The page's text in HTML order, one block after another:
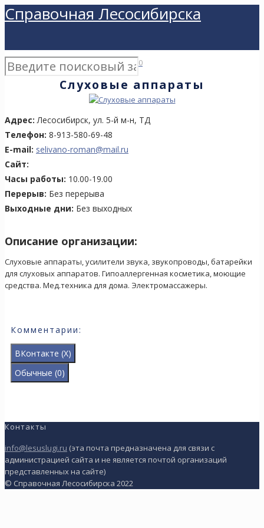
Справочная Лесосибирска
0
Слуховые аппараты
Адрес: Лесосибирск, ул. 5-й м-н, ТД
Телефон: 8-913-580-69-48
E-mail: selivano-roman@mail.ru
Сайт:
Часы работы: 10.00-19.00
Перерыв: Без перерыва
Выходные дни: Без выходных
Описание организации:
Слуховые аппараты, усилители звука, звукопроводы, батарейки
для слуховых аппаратов. Гипоаллергенная косметика, моющие
средства. Мед.техника для дома. Электромассажеры.
Комментарии:
ВКонтакте (X)
Обычные (0)
Ваш адрес email не будет опубликован.
Контакты
info@lesuslugi.ru (эта почта предназначена для связи с
администрацией сайта и не является почтой организаций
представленных на сайте)
© Справочная Лесосибирска 2022